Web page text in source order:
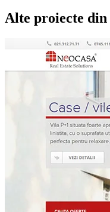
Alte proiecte din